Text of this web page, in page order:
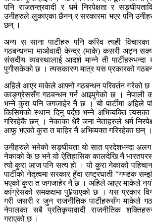
पनि राजतन्त्रवादी र धर्म निरपेक्षता र
उनीहरुले लुकाएका छैनन् र सरकारमा भएर पनि
छन् ।
अन्य स–साना पार्टीहरु पनि करिव त्यही
गठबन्धनमा माओवादी केन्द्र (माके) कसरी अट्न
संसदीय व्यवस्थालाई आदर्श मान्ने ती
पुगीसकेको छ । त्यसकारण मात्र यस प्रकारको
अहिले आएर माकेले आफ्नो गठबन्धन परिवर्तन गरेको छ
काङ्ग्रेससँग गठबन्धन गर्न आइपुगेको छ । नेपाली
भन्ने कुरा पनि जगजाहेर नै छ । यो पार्टीमा अहिले
किसिमको स्थान दिनु पर्दछ भन्ने अभिव्यक्ति
गरिरहेकै छन् । नेकाका धेरै जना नेताहरुले धर्म
आफु भएको कुरा त बाहिर नै अभिव्यक्त गरिरहेका छन् ।
उनीहरुले भनेको सङ्घीयता यो सात प्रदेशभन्दा
नेकाको के छ भने यो ऐतिहासिक कालदेखि नै
त्यो कुरा आज पनि सत्य हो । यो कुरा नेकाको
पार्टीको नेतृत्वमा सरकार हुँदा राष्ट्रघाती “गण्डक
भएको कुरा त जगजाहेर नै छ । अहिले आएर माकेले
कांग्रेसको समकक्षमा पु¥याएको छ । यस प्रकार
गरी जसरी र जुन राजनीतिक पार्टीहरुसँग माकेले
नेपालका सबै प्रतिकृयावादी राजनीतिक
गराएको छ ।